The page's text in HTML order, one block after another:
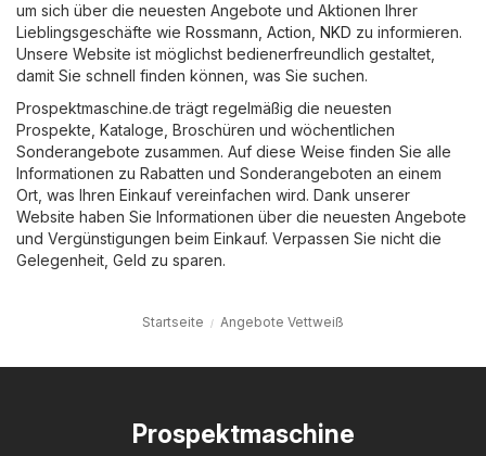
um sich über die neuesten Angebote und Aktionen Ihrer
Lieblingsgeschäfte wie Rossmann Action NKD zu informieren.
Unsere Website ist möglichst bedienerfreundlich gestaltet,
damit Sie schnell finden können, was Sie suchen.
Prospektmaschine.de trägt regelmäßig die neuesten
Prospekte, Kataloge, Broschüren und wöchentlichen
Sonderangebote zusammen. Auf diese Weise finden Sie alle
Informationen zu Rabatten und Sonderangeboten an einem
Ort, was Ihren Einkauf vereinfachen wird. Dank unserer
Website haben Sie Informationen über die neuesten Angebote
und Vergünstigungen beim Einkauf. Verpassen Sie nicht die
Gelegenheit, Geld zu sparen.
Startseite Angebote Vettweiß
Prospektmaschine